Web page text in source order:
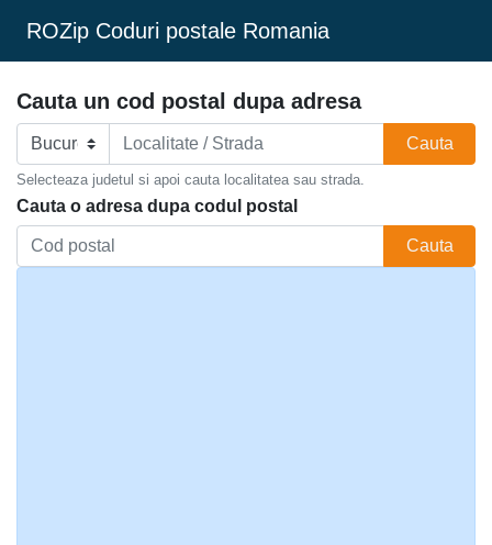
ROZip Coduri postale Romania
Cauta un cod postal dupa adresa
Cauta
Selecteaza judetul si apoi cauta localitatea sau strada.
Cauta o adresa dupa codul postal
Cauta